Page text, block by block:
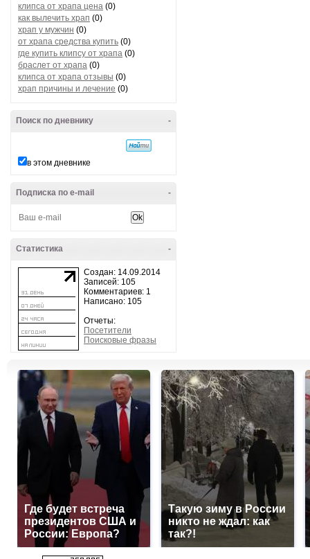
клипса от храпа цена (0)
как вылечить храп (0)
храп у мужчин (0)
от храпа средства купить (0)
где купить клипсу от храпа (0)
браслет от храпа (0)
клипса от храпа отзывы (0)
храп причины и лечение (0)
-
Поиск по дневнику
в этом дневнике
-
Подписка по e-mail
-
Статистика
Создан: 14.09.2014
Записей: 105
Комментариев: 1
Написано: 105
Отчеты:
Посетители
Поисковые фразы
Где будет встреча
президентов США и
России: Европа?
Такую зиму в России
никто не ждал: как
так?!